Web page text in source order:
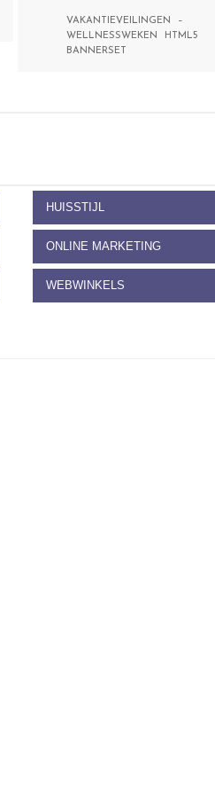
VAKANTIEVEILINGEN –
WELLNESSWEKEN HTML5
BANNERSET
HUISSTIJL
ONLINE MARKETING
WEBWINKELS